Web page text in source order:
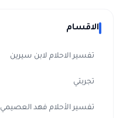
الاقسام
تفسير الاحلام لابن سيرين
تجربتي
تفسير الأحلام فهد العصيمي